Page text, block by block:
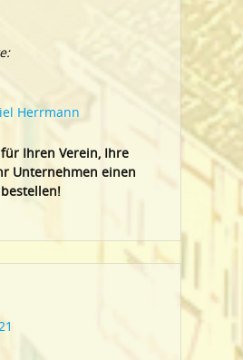
Herrmann
Ihren Verein, Ihre
Unternehmen einen